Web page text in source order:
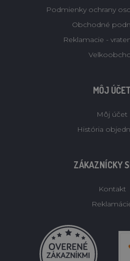
Podmienky ochrany
Obchodné
Reklamacie -
MÔJ ÚČET
Môj účet
História
ZÁKAZNÍCKY
Kontakt